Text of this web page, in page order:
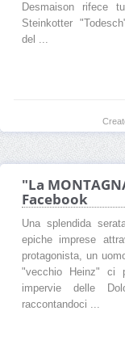
Desmaison rifece
Steinkotter
del ...
"La
Facebook
Una splendida
epiche imprese
protagonista, un
"vecchio Heinz" ci
impervie delle
raccontandoci ...